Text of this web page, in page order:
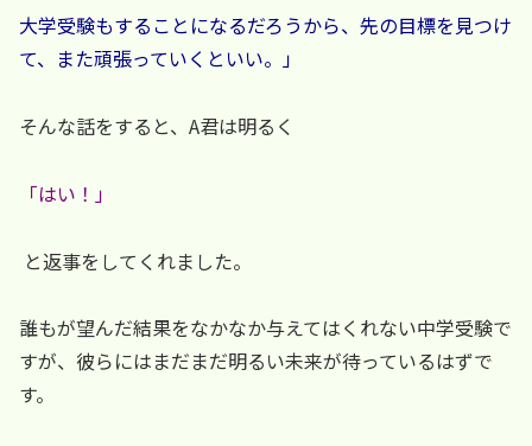
大学受験もすることになるだろうから、先の目標を見つけ
て、また頑張っていくといい。」
そんな話をすると、A君は明るく
「はい！」
と返事をしてくれました。
誰もが望んだ結果をなかなか与えてはくれない中学受験で
すが、彼らにはまだまだ明るい未来が待っているはずで
す。